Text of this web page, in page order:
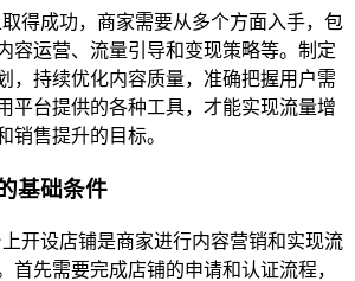
得成功，商家需要从多个方面入手，包
容运营、流量引导和变现策略等。制定
，持续优化内容质量，准确把握用户需
平台提供的各种工具，才能实现流量增
销售提升的目标。
基础条件
开设店铺是商家进行内容营销和实现流
首先需要完成店铺的申请和认证流程，